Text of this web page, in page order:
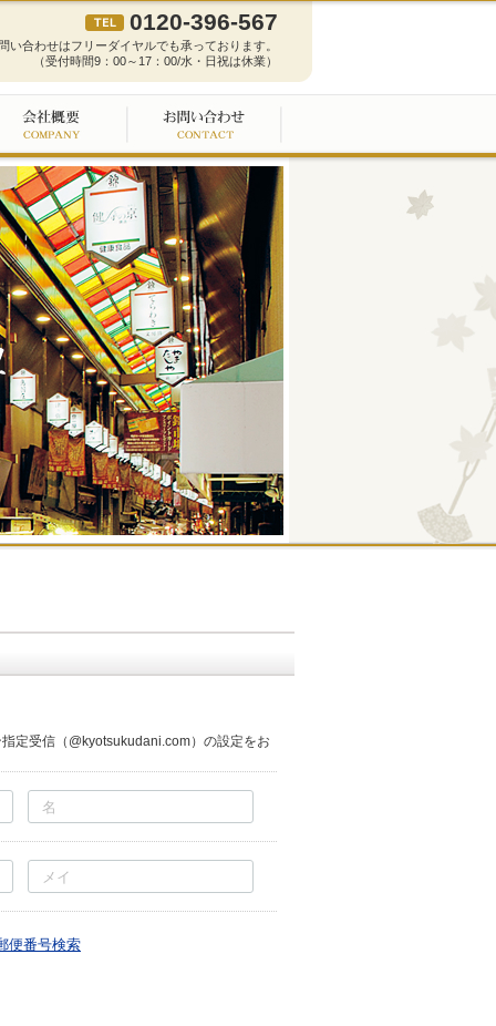
0120-396-567
い合わせはフリーダイヤルでも承っております。
（受付時間9：00～17：00/水・日祝は休業）
定受信（@kyotsukudani.com）の設定をお
便番号検索